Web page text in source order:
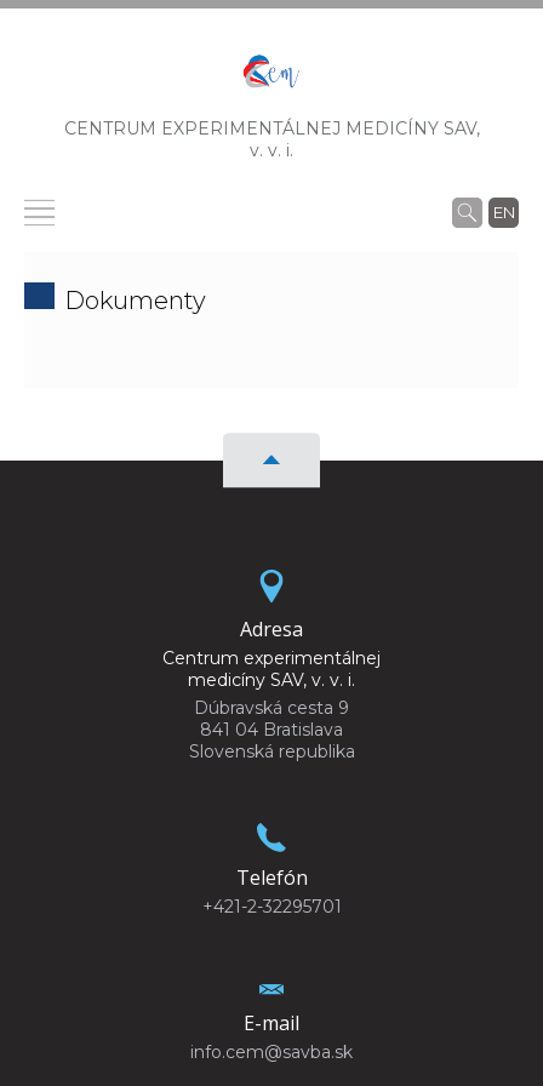
CENTRUM EXPERIMENTÁLNEJ MEDICÍNY SAV,
v. v. i.
EN
Dokumenty
Adresa
Centrum experimentálnej
medicíny SAV, v. v. i.
Dúbravská cesta 9
841 04 Bratislava
Slovenská republika
Telefón
+421-2-32295701
E-mail
info.cem@savba.sk